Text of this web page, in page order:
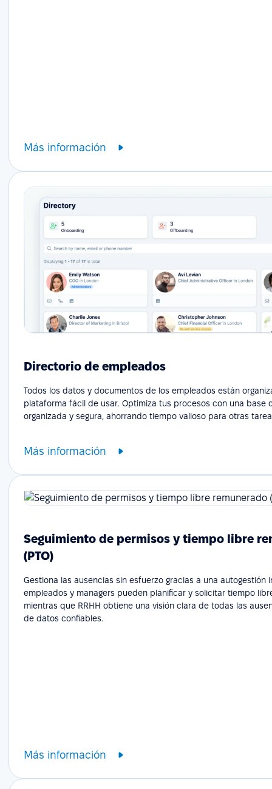
Más información
Directorio de empleados
Todos los datos y documentos de los empleados están
plataforma fácil de usar. Optimiza tus procesos con una base
organizada y segura, ahorrando tiempo valioso para otras
Más información
Seguimiento de permisos y tiempo libre
(PTO)
Gestiona las ausencias sin esfuerzo gracias a una autogestión
empleados y managers pueden planificar y solicitar tiempo
mientras que RRHH obtiene una visión clara de todas las
de datos confiables.
Más información